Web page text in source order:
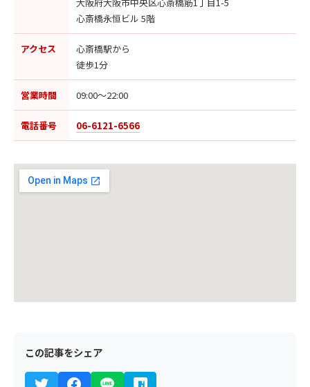
心斎橋永恒ビル 5階
アクセス
心斎橋駅から
徒歩1分
営業時間 09:00〜22:00
電話番号 06-6121-6566
この記事をシェア